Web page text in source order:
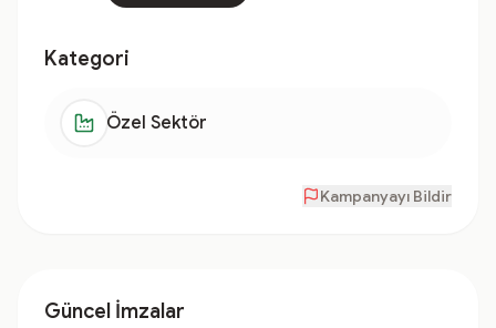
Kategori
Özel Sektör
Kampanyayı Bildir
Güncel İmzalar